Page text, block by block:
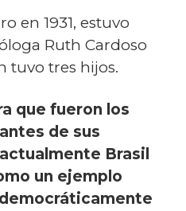
en 1931, estuvo
Ruth Cardoso
tuvo tres hijos.
que fueron los
de sus
Brasil
un ejemplo